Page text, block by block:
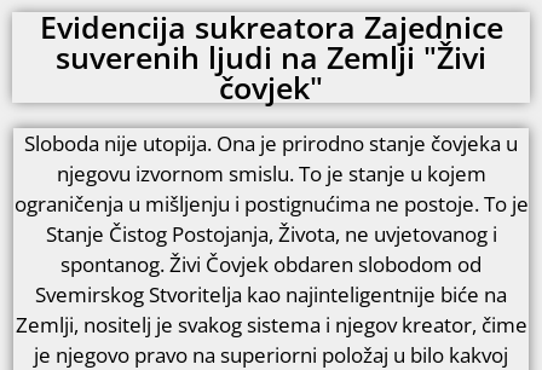
Evidencija sukreatora Zajednice
suverenih ljudi na Zemlji "Živi
čovjek"
Sloboda nije utopija. Ona je prirodno stanje čovjeka u
njegovu izvornom smislu. To je stanje u kojem
ograničenja u mišljenju i postignućima ne postoje. To je
Stanje Čistog Postojanja, Života, ne uvjetovanog i
spontanog. Živi Čovjek obdaren slobodom od
Svemirskog Stvoritelja kao najinteligentnije biće na
Zemlji, nositelj je svakog sistema i njegov kreator, čime
je njegovo pravo na superiorni položaj u bilo kakvoj